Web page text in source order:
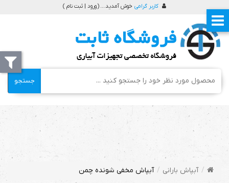
کاربر گرامی خوش آمدید ... (ورود | ثبت نام )
جستجو
آبپاش بارانی آبپاش مخفی شونده چمن